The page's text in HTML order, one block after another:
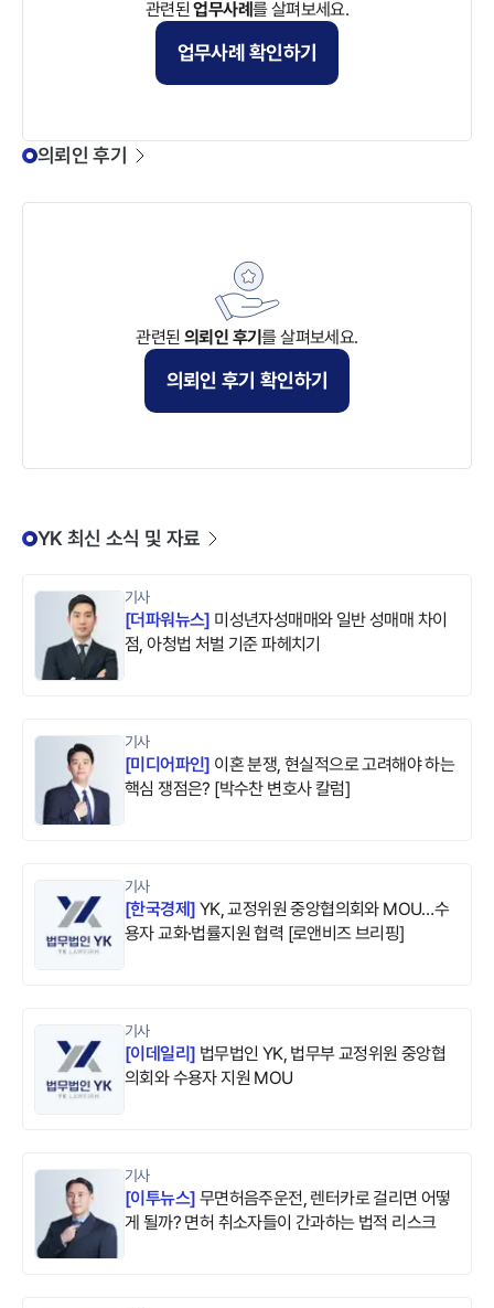
관련된업무사례를 살펴보세요.
업무사례확인하기
의뢰인 후기
관련된 의뢰인 후기를 살펴보세요.
의뢰인 후기 확인하기
YK 최신 소식 및 자료
기사
[더파워뉴스] 미성년자성매매와 일반 성매매 차이
점, 아청법 처벌 기준 파헤치기
기사
[미디어파인] 이혼 분쟁, 현실적으로 고려해야 하는
핵심 쟁점은? [박수찬 변호사 칼럼]
기사
[한국경제]YK, 교정위원 중앙협의회와 MOU…수
용자 교화·법률지원 협력 [로앤비즈 브리핑]
기사
[이데일리] 법무법인 YK, 법무부 교정위원 중앙협
의회와 수용자 지원 MOU
기사
[이투뉴스]무면허음주운전, 렌터카로 걸리면 어떻
게 될까? 면허 취소자들이 간과하는 법적 리스크